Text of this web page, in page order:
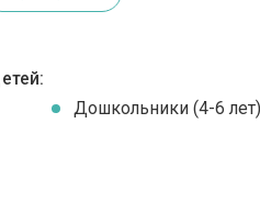
Дошкольники (4-6 лет)